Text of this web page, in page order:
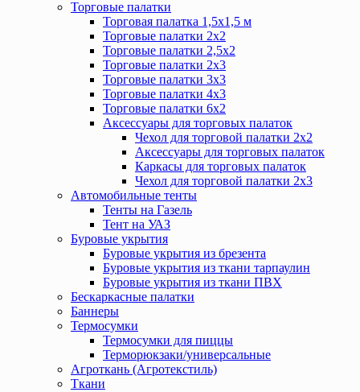
Торговые палатки
Торговая палатка 1,5х1,5 м
Торговые палатки 2х2
Торговые палатки 2,5х2
Торговые палатки 2х3
Торговые палатки 3х3
Торговые палатки 4х3
Торговые палатки 6х2
Аксессуары для торговых палаток
Чехол для торговой палатки 2х2
Аксессуары для торговых палаток
Каркасы для торговых палаток
Чехол для торговой палатки 2х3
Автомобильные тенты
Тенты на Газель
Тент на УАЗ
Буровые укрытия
Буровые укрытия из брезента
Буровые укрытия из ткани тарпаулин
Буровые укрытия из ткани ПВХ
Бескаркасные палатки
Баннеры
Термосумки
Термосумки для пиццы
Терморюкзаки/универсальные
Агроткань (Агротекстиль)
Ткани